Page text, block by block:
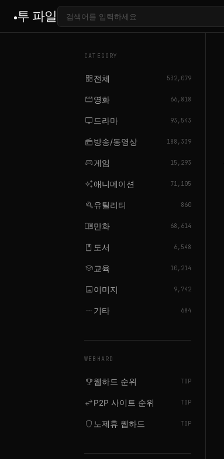
투 파일
CATEGORY
grid_view전체 532,079
movie영화 66,818
tv 드라마 93,543
radio방송/동영상 188,339
sports_esports게임 15,293
auto_awesome애니메이션 71,105
build유틸리티 860
menu_book만화 68,614
book 도서 6,548
school교육 10,214
image이미지 9,742
more_horiz 기타 684
WEBHARD
emoji_events웹하드 순위 TOP
swap_horizP2P 사이트 순위 TOP
shield 노제휴 웹하드 TOP